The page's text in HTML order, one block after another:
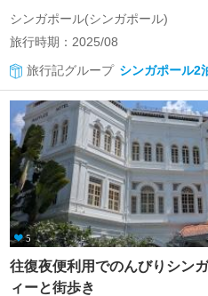
シンガポール(シンガポール)
旅行時期：2025/08
旅行記グループ シンガポール
5
往復夜便利用でのんびりシン
ィーと街歩き